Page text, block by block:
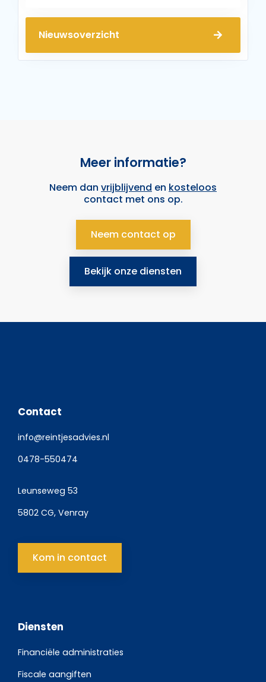
Nieuwsoverzicht
Meer informatie?
Neem dan vrijblijvend en kosteloos
contact met ons op.
Neem contact op
Bekijk onze diensten
Contact
info@reintjesadvies.nl
0478-550474
Leunseweg 53
5802 CG, Venray
Kom in contact
Diensten
Financiële administraties
Fiscale aangiften